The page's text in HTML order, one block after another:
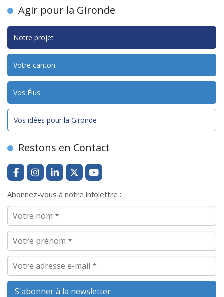
Agir pour la Gironde
Notre projet
Votre canton
Vos Élus
Vos idées pour la Gironde
Restons en Contact
Abonnez-vous à notre infolettre :